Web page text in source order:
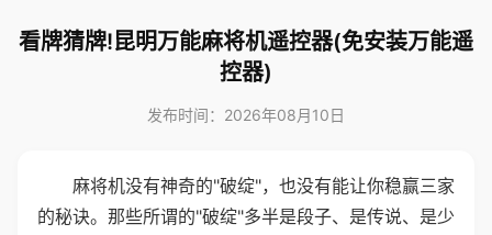
看牌猜牌!昆明万能麻将机遥控器(免安装万能遥
控器)
发布时间：2026年08月10日
麻将机没有神奇的"破绽"，也没有能让你稳赢三家
的秘诀。那些所谓的"破绽"多半是段子、是传说、是少